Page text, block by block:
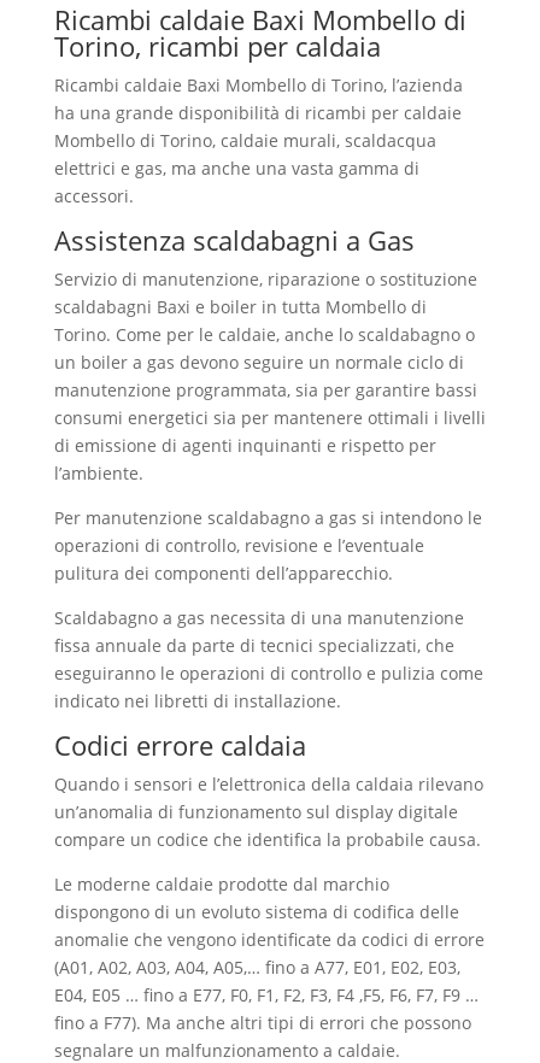
Ricambi caldaie Baxi Mombello di
Torino, ricambi per caldaia
Ricambi caldaie Baxi Mombello di Torino, l’azienda
ha una grande disponibilità di ricambi per caldaie
Mombello di Torino, caldaie murali, scaldacqua
elettrici e gas, ma anche una vasta gamma di
accessori.
Assistenza scaldabagni a Gas
Servizio di manutenzione, riparazione o sostituzione
scaldabagni Baxi e boiler in tutta Mombello di
Torino. Come per le caldaie, anche lo scaldabagno o
un boiler a gas devono seguire un normale ciclo di
manutenzione programmata, sia per garantire bassi
consumi energetici sia per mantenere ottimali i livelli
di emissione di agenti inquinanti e rispetto per
l’ambiente.
Per manutenzione scaldabagno a gas si intendono le
operazioni di controllo, revisione e l’eventuale
pulitura dei componenti dell’apparecchio.
Scaldabagno a gas necessita di una manutenzione
fissa annuale da parte di tecnici specializzati, che
eseguiranno le operazioni di controllo e pulizia come
indicato nei libretti di installazione.
Codici errore caldaia
Quando i sensori e l’elettronica della caldaia rilevano
un’anomalia di funzionamento sul display digitale
compare un codice che identifica la probabile causa.
Le moderne caldaie prodotte dal marchio
dispongono di un evoluto sistema di codifica delle
anomalie che vengono identificate da codici di errore
(A01, A02, A03, A04, A05,… fino a A77, E01, E02, E03,
E04, E05 … fino a E77, F0, F1, F2, F3, F4 ,F5, F6, F7, F9 …
fino a F77). Ma anche altri tipi di errori che possono
segnalare un malfunzionamento a caldaie.